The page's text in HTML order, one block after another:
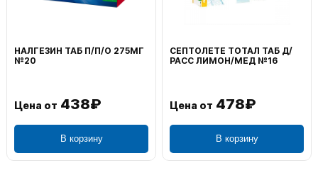
НАЛГЕЗИН ТАБ П/П/О 275МГ
№20
Цена от 438₽
В корзину
СЕПТОЛЕТЕ ТОТАЛ ТАБ Д/
РАСС ЛИМОН/МЕД №16
Цена от 478₽
В корзину